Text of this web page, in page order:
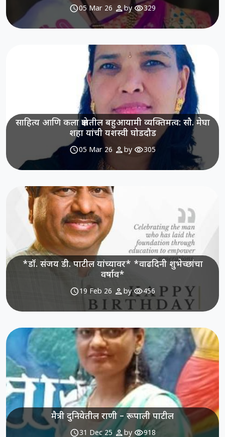
schedule05 Mar 26 personby visibility329
साहित्य आणि कला क्षेत्रातील बहुआयामी व्यक्तिमत्व: सौ. मेघा
शहा यांची यशस्वी घोडदौड
schedule05 Mar 26 personby visibility305
*डॉ. संजय डी. पाटील यांच्यावर* *वाढदिनी शुभेच्छांचा
वर्षाव*
schedule19 Feb 26 personby visibility456
मैत्री दुनियेतील राणी – रूपाली पाटील
schedule31 Dec 25 personby visibility918